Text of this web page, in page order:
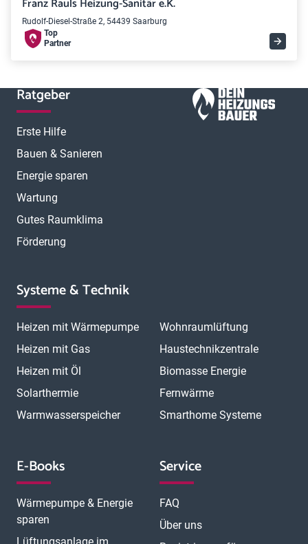
Franz Rauls Heizung-Sanitär e.K.
Rudolf-Diesel-Straße 2, 54439 Saarburg
Top
Partner
Ratgeber
Erste Hilfe
Bauen & Sanieren
Energie sparen
Wartung
Gutes Raumklima
Förderung
Systeme & Technik
Heizen mit Wärmepumpe
Heizen mit Gas
Heizen mit Öl
Solarthermie
Warmwasserspeicher
Wohnraumlüftung
Haustechnikzentrale
Biomasse Energie
Fernwärme
Smarthome Systeme
E-Books
Wärmepumpe & Energie
sparen
Service
FAQ
Über uns